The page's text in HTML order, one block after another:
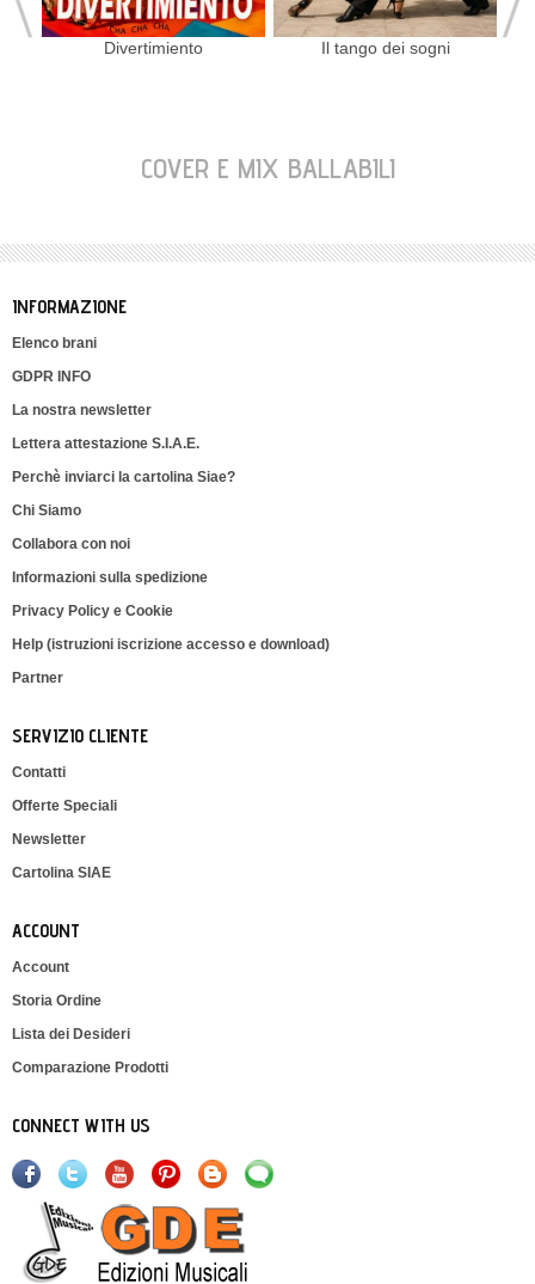
Divertimiento Il tango dei sogni
COVER E MIX BALLABILI
INFORMAZIONE
Elenco brani
GDPR INFO
La nostra newsletter
Lettera attestazione S.I.A.E.
Perchè inviarci la cartolina Siae?
Chi Siamo
Collabora con noi
Informazioni sulla spedizione
Privacy Policy e Cookie
Help (istruzioni iscrizione accesso e download)
Partner
SERVIZIO CLIENTE
Contatti
Offerte Speciali
Newsletter
Cartolina SIAE
ACCOUNT
Account
Storia Ordine
Lista dei Desideri
Comparazione Prodotti
CONNECT WITH US